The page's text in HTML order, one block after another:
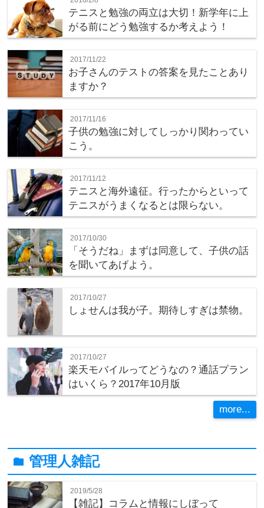
テニスと勉強の両立は大切！新学年に上
がる前にどう勉強するか考えよう！
2017/11/22
お子さんのテストの答案を見たことあり
ますか？
2017/11/16
子供の勉強に対してしっかり関わってい
こう。
2017/11/12
テニスと海外遠征。行ったからといって
テニスがうまくなるとは限らない。
2017/10/30
「そうだね」まずは同意して、子供の話
を聞いてあげよう。
2017/10/27
しょせんは我が子。期待しすぎは禁物。
2017/10/27
楽天モバイルってどうなの？通話プラン
はいくら？2017年10月版
more...
folder管理人雑記
2019/5/28
【雑記】コラムと情報にしぼって